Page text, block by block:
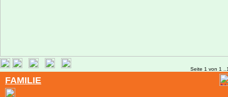
Seite 1 von 1
FAMILIE